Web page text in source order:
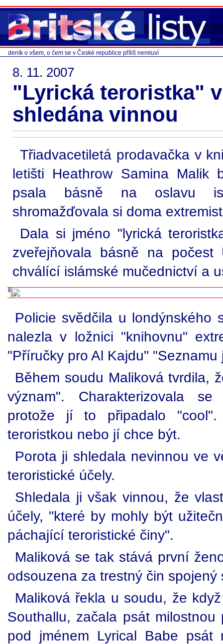
deník o všem, o čem se v České republice příliš nemluví
8. 11. 2007
"Lyrická teroristka"
shledána vinnou
Třiadvacetiletá prodavačka v
letišti Heathrow Samina Malik
psala básně na oslavu
shromažďovala si doma
Dala si jméno "lyrická
zveřejňovala básně na
chválící islámské mučednictví a
Policie svědčila u londýnského
nalezla v ložnici "knihovnu"
"Příručky pro Al Kajdu"
Během soudu Maliková tvrdila,
význam". Charakterizovala
protože jí to připadalo
teroristkou nebo jí chce být.
Porota ji shledala nevinnou ve
teroristické účely.
Shledala ji však vinnou, že
účely, "které by mohly být
páchající teroristické činy".
Maliková se tak stává první
odsouzena za trestný čin spojený
Maliková řekla u soudu, že
Southallu, začala psát
pod jménem Lyrical Babe psát